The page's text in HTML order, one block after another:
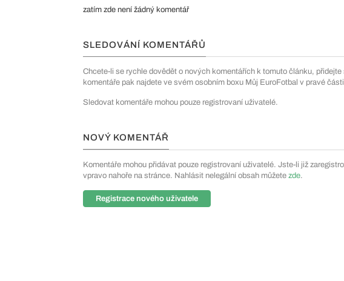
zatím zde není žádný komentář
SLEDOVÁNÍ KOMENTÁŘŮ
Chcete-li se rychle dovědět o nových komentářích k tomuto článku,
komentáře pak najdete ve svém osobním boxu Můj EuroFotbal v pravé
Sledovat komentáře mohou pouze registrovaní uživatelé.
NOVÝ KOMENTÁŘ
Komentáře mohou přidávat pouze registrovaní uživatelé. Jste-li již
vpravo nahoře na stránce. Nahlásit nelegální obsah můžete zde.
Registrace nového uživatele